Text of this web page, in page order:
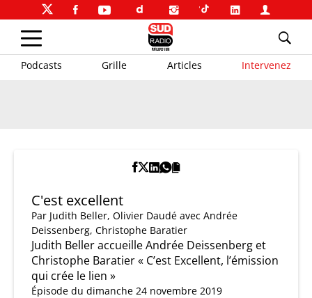
Podcasts Grille Articles Intervenez
C'est excellent
Par Judith Beller, Olivier Daudé avec Andrée
Deissenberg, Christophe Baratier
Judith Beller accueille Andrée Deissenberg et
Christophe Baratier « C’est Excellent, l’émission
qui crée le lien »
Épisode du dimanche 24 novembre 2019